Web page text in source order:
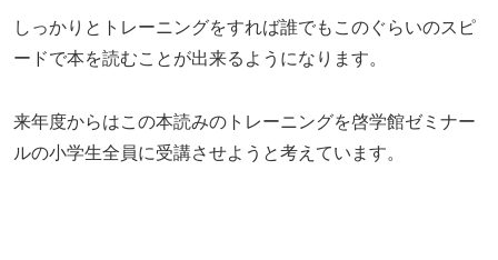
しっかりとトレーニングをすれば誰でもこのぐらいのスピ
ードで本を読むことが出来るようになります。
来年度からはこの本読みのトレーニングを啓学館ゼミナー
ルの小学生全員に受講させようと考えています。